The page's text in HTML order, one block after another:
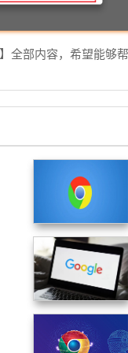
】全部内容，希望能够